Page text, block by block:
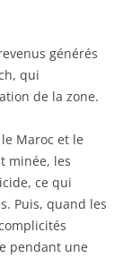
générés
qui
de la zone.
Maroc et le
minée, les
ce qui
Puis, quand les
pendant une